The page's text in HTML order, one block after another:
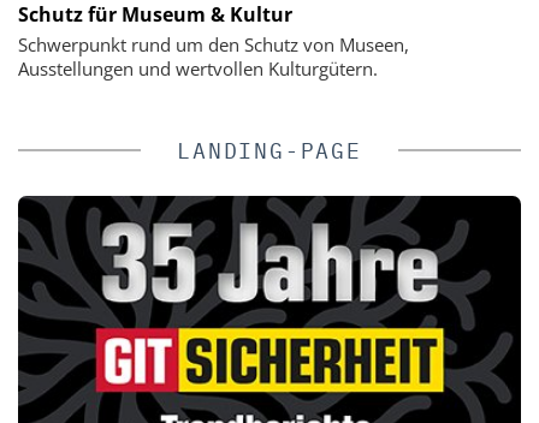
Schutz für Museum & Kultur
Schwerpunkt rund um den Schutz von Museen,
Ausstellungen und wertvollen Kulturgütern.
LANDING-PAGE